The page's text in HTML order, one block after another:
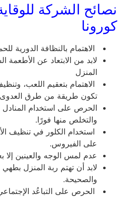
نصائح الشركة
كورونا
الاهتمام بالنظافة الدورية
لابد من الابتعاد عن الأطعمة
المنزل
الاهتمام بتعقيم اللعب،
تكون طريقة من طرق
الحرص على استخدام المنادل
والتخلص منها فورًا.
استخدام الكلور في تنظيف
على الفيروس.
عدم لمس الوجه والعينين إلا
لابد أن تهتم ربة المنزل بطهي
والصحيحة.
الحرص على التباعُد